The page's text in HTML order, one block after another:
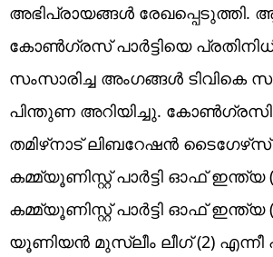
അഭിപ്രായങ്ങൾ രേഖപ്പെടുത്തി.
കോൺഗ്രസ് പാർട്ടിയെ
സംസാരിച്ച അംഗങ്ങൾ ടിവികെ
പിന്തുണ അറിയിച്ചു.
തമിഴ്‌നാട് ലിബറേഷൻ ടൈഗേഴ്‌സ്
കമ്മ്യൂണിസ്റ്റ് പാർട്ടി ഓഫ് ഇന്ത്യ
കമ്മ്യൂണിസ്റ്റ് പാർട്ടി ഓഫ് ഇന്ത്യ
യൂണിയൻ മുസ്ലീം ലീഗ് (2) എന്നീ